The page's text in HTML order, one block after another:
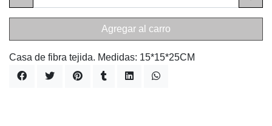
Agregar al carro
Casa de fibra tejida. Medidas: 15*15*25CM